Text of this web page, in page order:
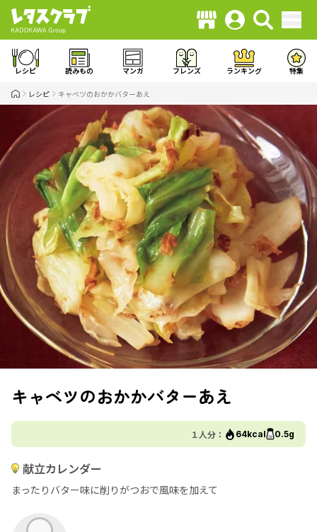
レシピ 読みもの マンガ フレンズ ランキング 特集
レシピ キャベツのおかかバターあえ
キャベツのおかかバターあえ
１人分： 64kcal 0.5g
献立カレンダー
まったりバター味に削りがつおで風味を加えて